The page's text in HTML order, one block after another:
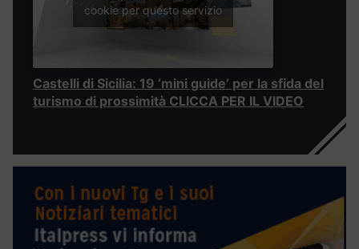
cookie per questo servizio
Castelli di Sicilia: 19 ‘mini guide’ per la sfida del
turismo di prossimità CLICCA PER IL VIDEO